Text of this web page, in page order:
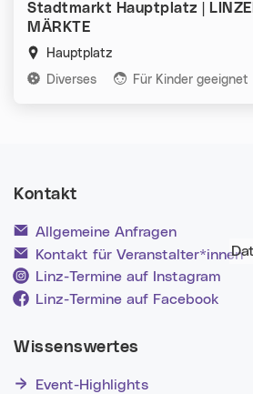
Stadtmarkt Hauptplatz |
MÄRKTE
Hauptplatz
Kategorien:
Diverses Für Kinder geeignet
Kontakt
Allgemeine Anfragen
Kontakt für Veranstalter*innen
Linz-Termine auf Instagram
Linz-Termine auf Facebook
Wissenswertes
Event-Highlights